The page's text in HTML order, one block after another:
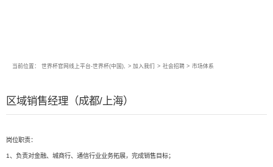
当前位置： 世界杯官网线上平台-世界杯(中国), > 加入我们 > 社会招聘 > 市场体系
区域销售经理（成都/上海）
岗位职责：
1、负责对金融、城商行、通信行业业务拓展，完成销售目标；